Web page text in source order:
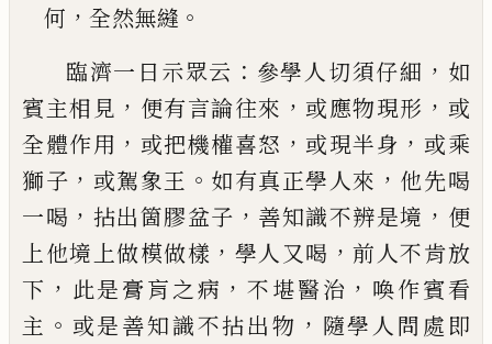
何 ， 全然無縫 。
臨濟一日示眾云 ： 參學人切須仔細 ， 如
賓主相見 ， 便有言論往來 ， 或應物現形 ， 或
全體作用 ， 或把機權喜怒 ， 或現半身 ， 或乘
獅子 ， 或駕象王 。 如有真正學人來 ， 他先喝
一喝 ， 拈出箇膠盆子 ， 善知識不辨是境 ， 便
上他境上做模做樣 ， 學人又喝 ，前人不肯放
下 ， 此是膏肓之病 ，不堪醫治 ， 喚作賓看
主 。 或是善知識不拈出物 ， 隨學人問處即